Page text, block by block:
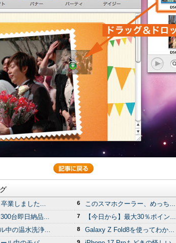
業しました...
台即日納品...
中の温水洗浄...
6 このスマホクーラー、めっち...
7 【今日から】最大30％ポイン...
8 Galaxy Z Fold8を使ってわか...